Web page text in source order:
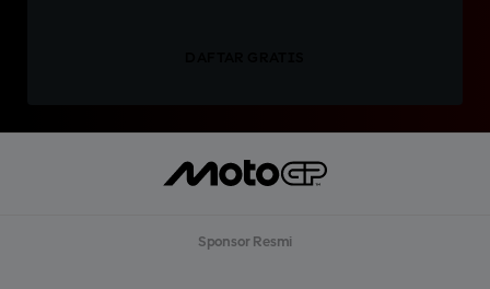
Sponsor Resmi